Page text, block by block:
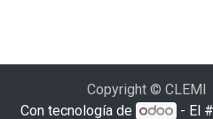
Copyright © CLEMI
Con tecnología de - El